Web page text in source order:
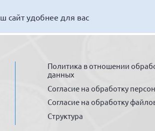
сайт удобнее для вас
Политика в отношении
данных
Согласие на обработку
Согласие на обработку
Структура